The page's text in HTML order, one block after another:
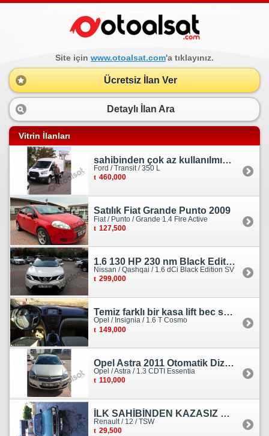
Site için www.otoalsat.com'a tıklayınız.
Ücretsiz İlan Ver
Detaylı İlan Ara
Vitrin İlanları
sahibinden çok az kullanılmış orjinal ford transit
Ford / Transit / 350 L
460,000
Satılık Fiat Grande Punto 2009
Fiat / Punto / Grande 1.4 Fire Active
127,500
1.6 130 HP 230 nm Black Edition servis bakımlı
Nissan / Qashqai / 1.6 dCi Black Edition SV
299,000
Temiz farklı bir kasa lift bec sedan görünümlü heçbek
Opel / Insignia / 1.6 T Cosmo
149,000
Opel Astra 2011 Otomatik Dizel Tramersiz Essentia
Opel / Astra / 1.3 CDTI Essentia
110,000
İLK SAHİBİNDEN KAZASIZ HASARSIZ BOYASIZ DEĞİŞENSİZ TAM ORJİNAL RENO
Renault / 12 / TSW
29,500